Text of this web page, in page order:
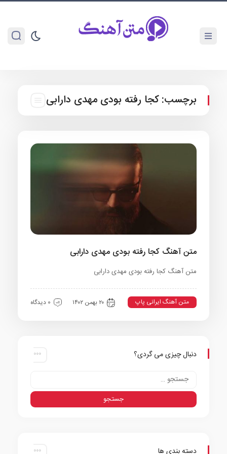
برچسب:کجا رفته بودی مهدی دارابی
متن آهنگ کجا رفته بودی مهدی دارابی
متن آهنگ کجا رفته بودی مهدی دارابی
متن آهنگ ایرانی پاپ ۲۰ بهمن ۱۴۰۲ 0 دیدگاه
دنبال چیزی می گردی؟